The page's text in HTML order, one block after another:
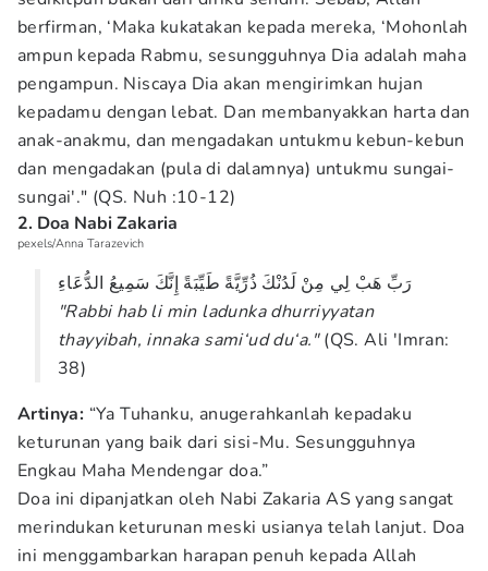
berfirman, ‘Maka kukatakan kepada mereka, ‘Mohonlah
ampun kepada Rabmu, sesungguhnya Dia adalah maha
pengampun. Niscaya Dia akan mengirimkan hujan
kepadamu dengan lebat. Dan membanyakkan harta dan
anak-anakmu, dan mengadakan untukmu kebun-kebun
dan mengadakan (pula di dalamnya) untukmu sungai-
sungai'." (QS. Nuh :10-12)
2. Doa Nabi Zakaria
pexels/Anna Tarazevich
"Rabbi hab li min ladunka dhurriyyatan
thayyibah, innaka sami‘ud du‘a."(QS. Ali 'Imran:
38)
Artinya: “Ya Tuhanku, anugerahkanlah kepadaku
keturunan yang baik dari sisi-Mu. Sesungguhnya
Engkau Maha Mendengar doa.”
Doa ini dipanjatkan oleh Nabi Zakaria AS yang sangat
merindukan keturunan meski usianya telah lanjut. Doa
ini menggambarkan harapan penuh kepada Allah